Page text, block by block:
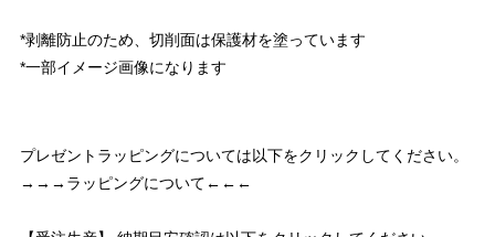
*剥離防止のため、切削面は保護材を塗っています
*一部イメージ画像になります
プレゼントラッピングについては以下をクリックしてください。
→→→ラッピングについて←←←